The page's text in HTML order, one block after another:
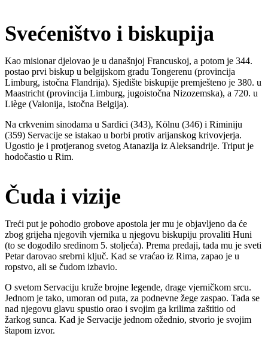
Svećeništvo i biskupija
Kao misionar djelovao je u današnjoj Francuskoj, a potom je 344.
postao prvi biskup u belgijskom gradu Tongerenu (provincija
Limburg, istočna Flandrija). Sjedište biskupije premješteno je 380. u
Maastricht (provincija Limburg, jugoistočna Nizozemska), a 720. u
Liège (Valonija, istočna Belgija).
Na crkvenim sinodama u Sardici (343), Kölnu (346) i Riminiju
(359) Servacije se istakao u borbi protiv arijanskog krivovjerja.
Ugostio je i protjeranog svetog Atanazija iz Aleksandrije. Triput je
hodočastio u Rim.
Čuda i vizije
Treći put je pohodio grobove apostola jer mu je objavljeno da će
zbog grijeha njegovih vjernika u njegovu biskupiju provaliti Huni
(to se dogodilo sredinom 5. stoljeća). Prema predaji, tada mu je sveti
Petar darovao srebrni ključ. Kad se vraćao iz Rima, zapao je u
ropstvo, ali se čudom izbavio.
O svetom Servaciju kruže brojne legende, drage vjerničkom srcu.
Jednom je tako, umoran od puta, za podnevne žege zaspao. Tada se
nad njegovu glavu spustio orao i svojim ga krilima zaštitio od
žarkog sunca. Kad je Servacije jednom ožednio, stvorio je svojim
štapom izvor.